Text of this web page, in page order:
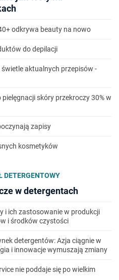
odkrywa beauty na nowo
do depilacji
aktualnych przepisów -
skóry przekroczy 30% w
zapisy
kosmetyków
DETERGENTOWY
w detergentach
i ich zastosowanie w produkcji
i środków czystości
detergentów: Azja ciągnie w
i innowacje wymuszają zmiany
nie poddaje się po wielkim